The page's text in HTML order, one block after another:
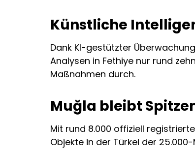
Künstliche
Dank KI-gestützter
Analysen in Fethiye nur rund
Maßnahmen durch.
Muğla bleibt
Mit rund 8.000 offiziell
Objekte in der Türkei der 25.000-